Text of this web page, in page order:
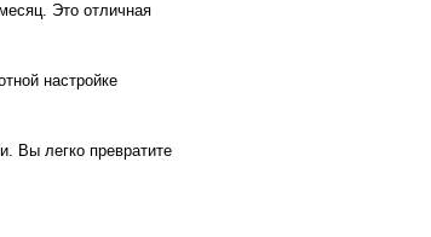
Это отличная
настройке
Вы легко превратите